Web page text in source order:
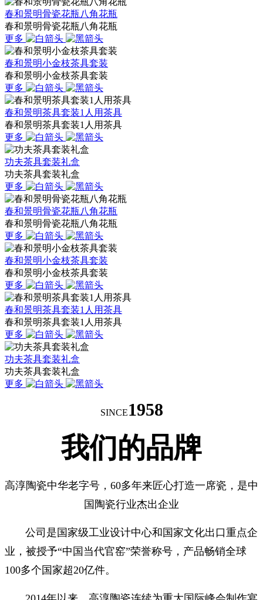
春和景明骨瓷花瓶八角花瓶
春和景明骨瓷花瓶八角花瓶
更多
春和景明小金枝茶具套装
春和景明小金枝茶具套装
更多
春和景明茶具套装1人用茶具
春和景明茶具套装1人用茶具
更多
功夫茶具套装礼盒
功夫茶具套装礼盒
更多
春和景明骨瓷花瓶八角花瓶
春和景明骨瓷花瓶八角花瓶
更多
春和景明小金枝茶具套装
春和景明小金枝茶具套装
更多
春和景明茶具套装1人用茶具
春和景明茶具套装1人用茶具
更多
功夫茶具套装礼盒
功夫茶具套装礼盒
更多
SINCE1958
我们的品牌​
高淳陶瓷中华老字号，60多年来匠心打造一席瓷，是中
国陶瓷行业杰出企业
公司是国家级工业设计中心和国家文化出口重点企
业，被授予“中国当代官窑”荣誉称号，产品畅销全球
100多个国家超20亿件。